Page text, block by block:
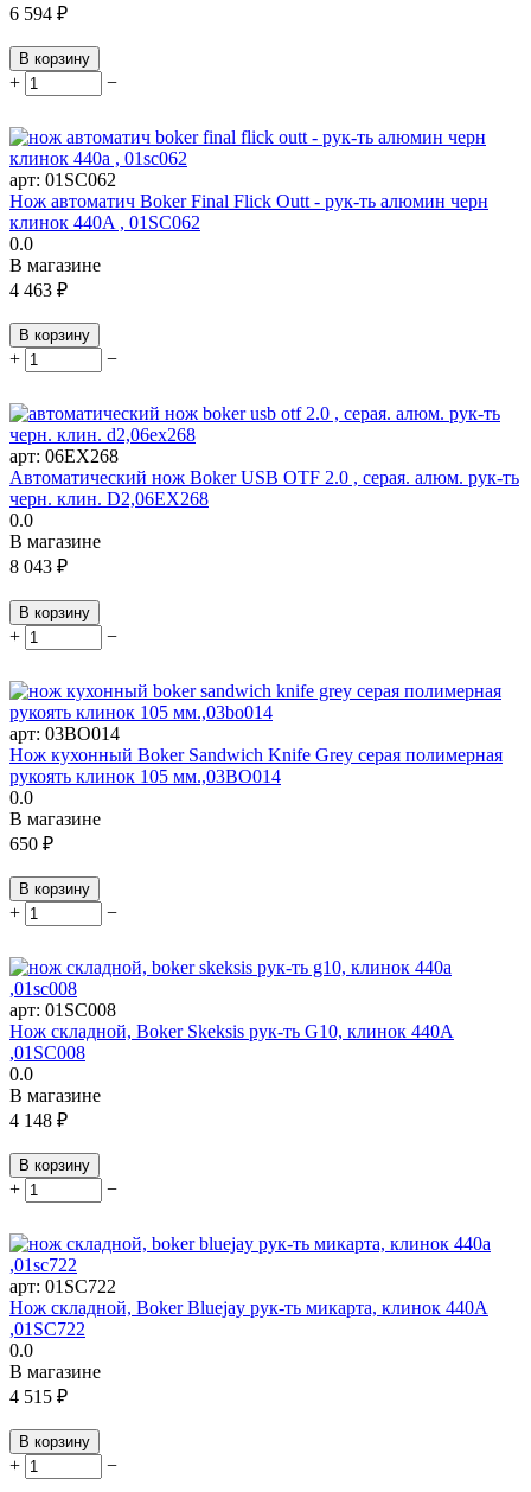
6 594 ₽
В корзину
+ −
арт: 01SC062
Нож автоматич Boker Final Flick Outt - рук-ть алюмин черн
клинок 440A , 01SC062
0.0
В магазине
4 463 ₽
В корзину
+ −
арт: 06EX268
Автоматический нож Boker USB OTF 2.0 , серая. алюм. рук-ть
черн. клин. D2,06EX268
0.0
В магазине
8 043 ₽
В корзину
+ −
арт: 03BO014
Нож кухонный Boker Sandwich Knife Grey серая полимерная
рукоять клинок 105 мм.,03BO014
0.0
В магазине
650 ₽
В корзину
+ −
арт: 01SC008
Нож складной, Boker Skeksis рук-ть G10, клинок 440A
,01SC008
0.0
В магазине
4 148 ₽
В корзину
+ −
арт: 01SC722
Нож складной, Boker Bluejay рук-ть микарта, клинок 440A
,01SC722
0.0
В магазине
4 515 ₽
В корзину
+ −